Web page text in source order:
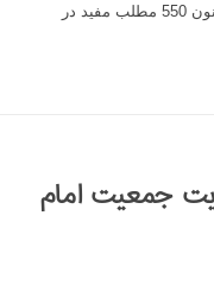
تا کنون 550 مطلب مفید در
جمعیت امام